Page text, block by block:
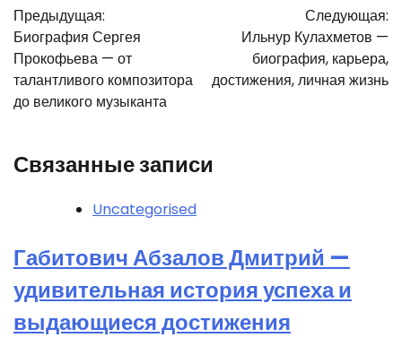
по
записям
Предыдущая:
Биография Сергея
Прокофьева — от
талантливого композитора
до великого музыканта
Следующая:
Ильнур Кулахметов —
биография, карьера,
достижения, личная жизнь
Связанные записи
Uncategorised
Габитович Абзалов Дмитрий —
удивительная история успеха и
выдающиеся достижения